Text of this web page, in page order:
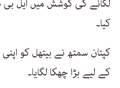
لگانے کی کوشش میں ایل بی
کیا۔
کے لیے بڑا چھکا لگایا۔